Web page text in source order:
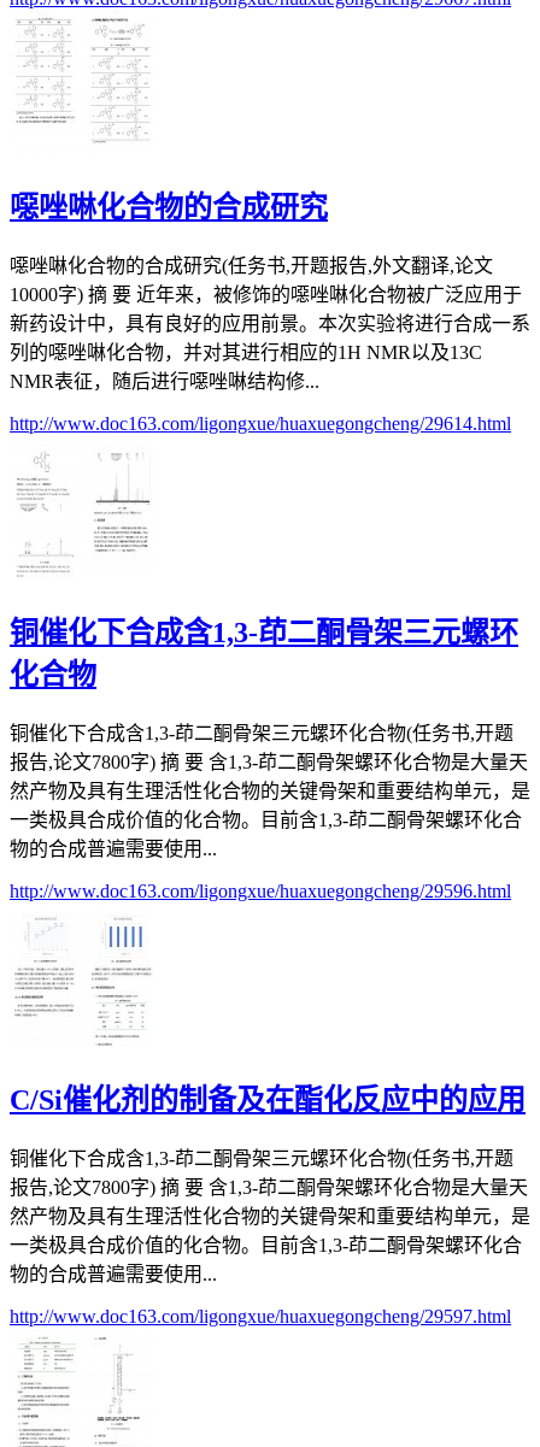
噁唑啉化合物的合成研究
噁唑啉化合物的合成研究(任务书,开题报告,外文翻译,论文
10000字) 摘 要 近年来，被修饰的噁唑啉化合物被广泛应用于
新药设计中，具有良好的应用前景。本次实验将进行合成一系
列的噁唑啉化合物，并对其进行相应的1H NMR以及13C
NMR表征，随后进行噁唑啉结构修...
http://www.doc163.com/ligongxue/huaxuegongcheng/29614.html
铜催化下合成含1,3-茚二酮骨架三元螺环
化合物
铜催化下合成含1,3-茚二酮骨架三元螺环化合物(任务书,开题
报告,论文7800字) 摘 要 含1,3-茚二酮骨架螺环化合物是大量天
然产物及具有生理活性化合物的关键骨架和重要结构单元，是
一类极具合成价值的化合物。目前含1,3-茚二酮骨架螺环化合
物的合成普遍需要使用...
http://www.doc163.com/ligongxue/huaxuegongcheng/29596.html
C/Si催化剂的制备及在酯化反应中的应用
铜催化下合成含1,3-茚二酮骨架三元螺环化合物(任务书,开题
报告,论文7800字) 摘 要 含1,3-茚二酮骨架螺环化合物是大量天
然产物及具有生理活性化合物的关键骨架和重要结构单元，是
一类极具合成价值的化合物。目前含1,3-茚二酮骨架螺环化合
物的合成普遍需要使用...
http://www.doc163.com/ligongxue/huaxuegongcheng/29597.html